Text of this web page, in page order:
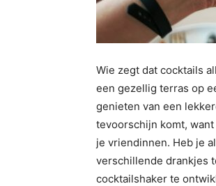
Wie zegt dat cocktails
een gezellig terras op
genieten van een
tevoorschijn komt,
je vriendinnen. Heb je
verschillende drankjes
cocktailshaker te